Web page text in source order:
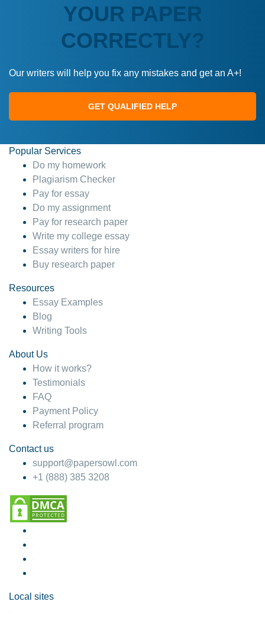
YOUR PAPER
CORRECTLY?
Our writers will help you fix any mistakes and get an A+!
GET QUALIFIED HELP
Popular Services
Do my homework
Plagiarism Checker
Pay for essay
Do my assignment
Pay for research paper
Write my college essay
Essay writers for hire
Buy research paper
Resources
Essay Examples
Blog
Writing Tools
About Us
How it works?
Testimonials
FAQ
Payment Policy
Referral program
Contact us
support@papersowl.com
+1 (888) 385 3208
Local sites